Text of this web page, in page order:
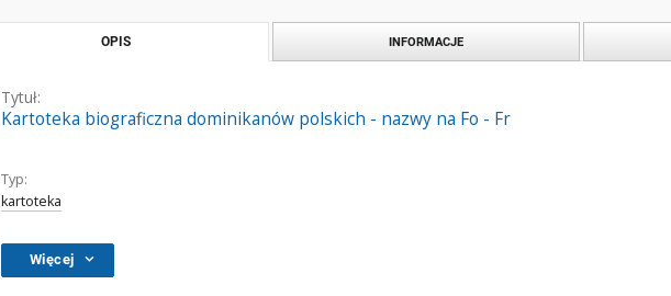
OPIS INFORMACJE
Tytuł:
Kartoteka biograficzna dominikanów polskich - nazwy na Fo - Fr
Typ:
kartoteka
Więcej